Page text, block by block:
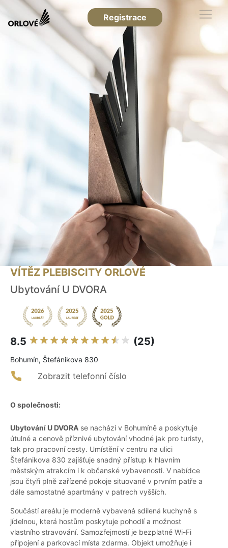
Registrace
VÍTĚZ PLEBISCITY ORLOVÉ
Ubytování U DVORA
8.5 (25)
Bohumín, Štefánikova 830
Zobrazit telefonní číslo
O společnosti:
Ubytování U DVORA se nachází v Bohumíně a poskytuje
útulné a cenově příznivé ubytování vhodné jak pro turisty,
tak pro pracovní cesty. Umístění v centru na ulici
Štefánikova 830 zajišťuje snadný přístup k hlavním
městským atrakcím i k občanské vybavenosti. V nabídce
jsou čtyři plně zařízené pokoje situované v prvním patře a
dále samostatné apartmány v patrech vyšších.
Součástí areálu je moderně vybavená sdílená kuchyně s
jídelnou, která hostům poskytuje pohodlí a možnost
vlastního stravování. Samozřejmostí je bezplatné Wi-Fi
připojení a parkovací místa zdarma. Objekt umožňuje i